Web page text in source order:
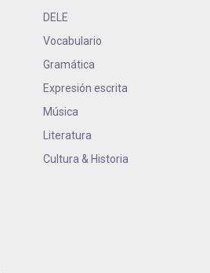
DELE
Vocabulario
Gramática
Expresión escrita
Música
Literatura
Cultura & Historia